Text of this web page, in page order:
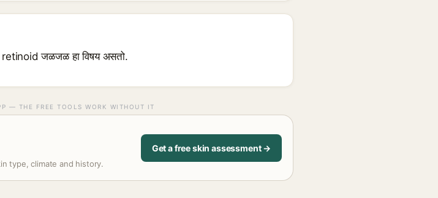
जळजळ हा विषय असतो.
— THE FREE TOOLS WORK WITHOUT IT
type, climate and history.
Get a free skin assessment →